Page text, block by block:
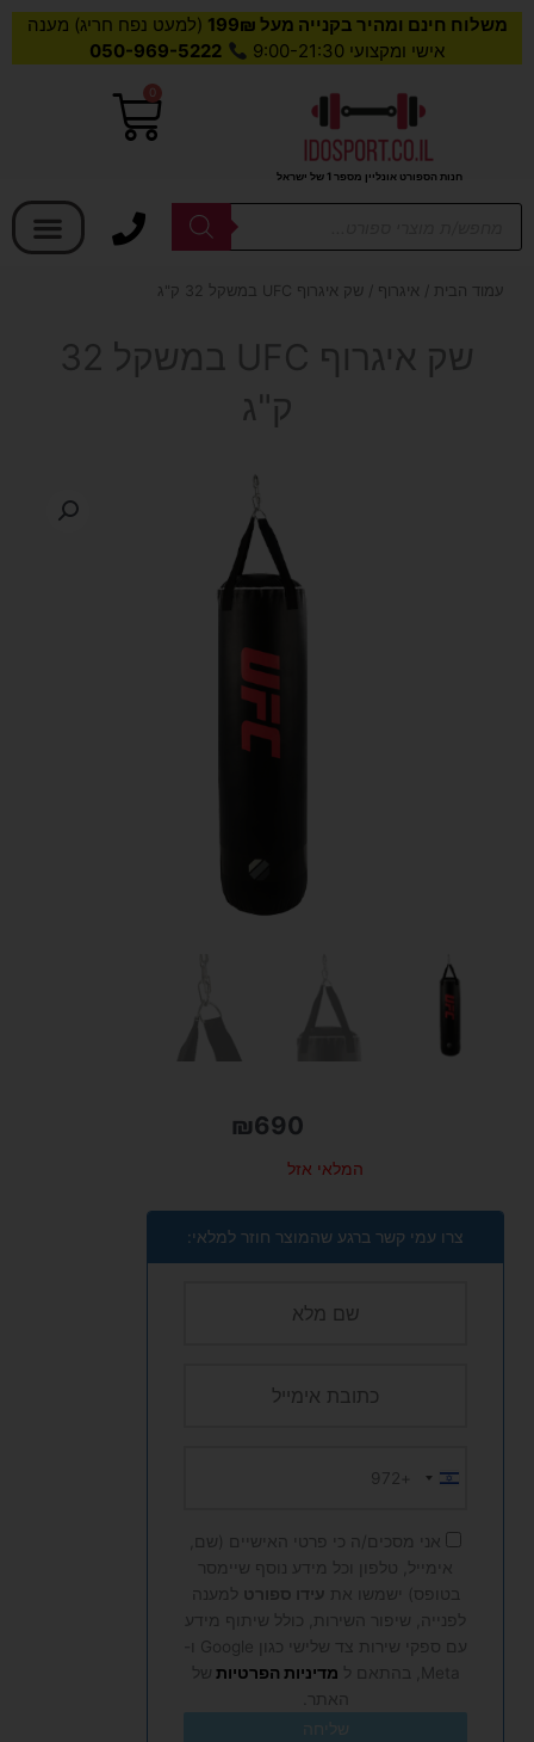
משלוח חינם ומהיר בקנייה מעל 199₪
(למעט נפח חריג) מענה
אישי ומקצועי 9:00-21:30
050-969-5222
חנות הספורט אונליין מספר 1 של ישראל
0
עגלת
Products
עמוד הבית / איגרוף / שק איגרוף UFC במשקל 32 ק"ג
שק איגרוף UFC במשקל 32
ק"ג
₪690
המלאי אזל
צרו עמי קשר ברגע שהמוצר חוזר למלאי:
Israel
+972
אני מסכים/ה כי פרטי האישיים (שם,
אימייל, טלפון וכל מידע נוסף שיימסר
בטופס) ישמשו את עידו ספורט למענה
לפנייה, שיפור השירות, כולל שיתוף מידע
Meta, בהתאם ל
מדיניות הפרטיות של
האתר.
שליחה